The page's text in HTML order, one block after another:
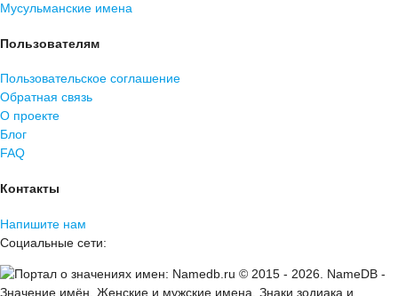
Мусульманские имена
Пользователям
Пользовательское соглашение
Обратная связь
О проекте
Блог
FAQ
Контакты
Напишите нам
Социальные сети:
© 2015 - 2026 NameDB -
Значение имён. Женские и мужские имена. Знаки зодиака и